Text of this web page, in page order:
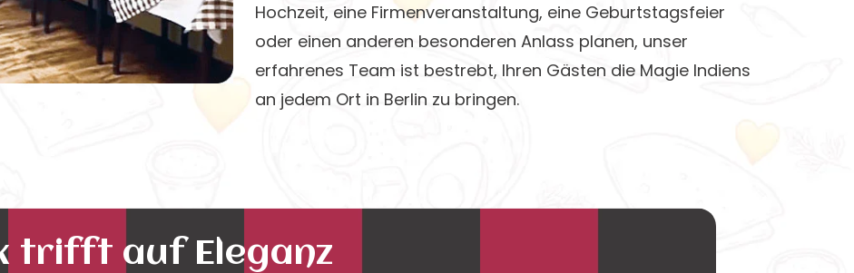
Hochzeit, eine Firmenveranstaltung, eine Geburtstagsfeier
oder einen anderen besonderen Anlass planen, unser
erfahrenes Team ist bestrebt, Ihren Gästen die Magie Indiens
an jedem Ort in Berlin zu bringen.
trifft auf Eleganz